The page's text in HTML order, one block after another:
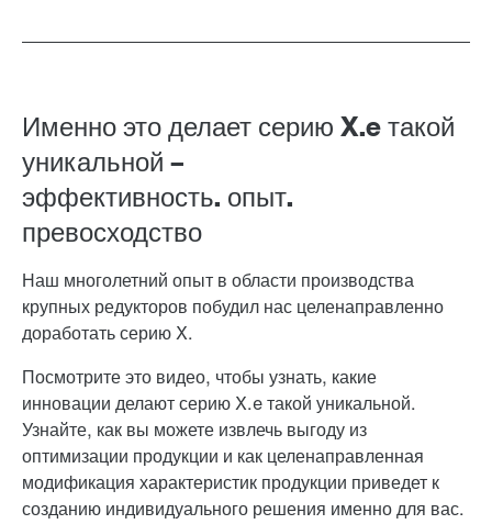
Именно это делает серию X.e такой
уникальной –
эффективность. опыт.
превосходство
Наш многолетний опыт в области производства
крупных редукторов побудил нас целенаправленно
доработать серию X.
Посмотрите это видео, чтобы узнать, какие
инновации делают серию X.e такой уникальной.
Узнайте, как вы можете извлечь выгоду из
оптимизации продукции и как целенаправленная
модификация характеристик продукции приведет к
созданию индивидуального решения именно для вас.